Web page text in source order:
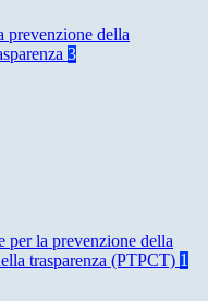
prevenzione della
3
per la prevenzione della
trasparenza (PTPCT) 1